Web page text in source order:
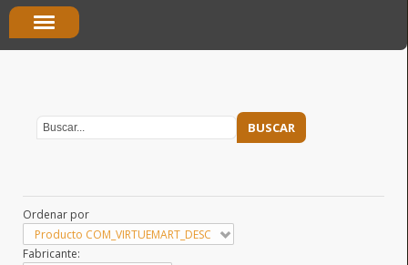
Ordenar por
Producto COM_VIRTUEMART_DESC
Fabricante: